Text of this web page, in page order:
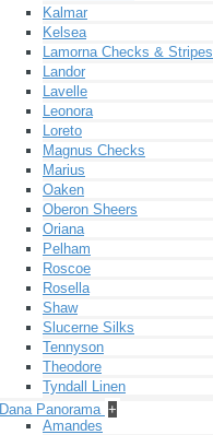
Kalmar
Kelsea
Lamorna Checks & Stripes
Landor
Lavelle
Leonora
Loreto
Magnus Checks
Marius
Oaken
Oberon Sheers
Oriana
Pelham
Roscoe
Rosella
Shaw
Slucerne Silks
Tennyson
Theodore
Tyndall Linen
Dana Panorama +
Amandes